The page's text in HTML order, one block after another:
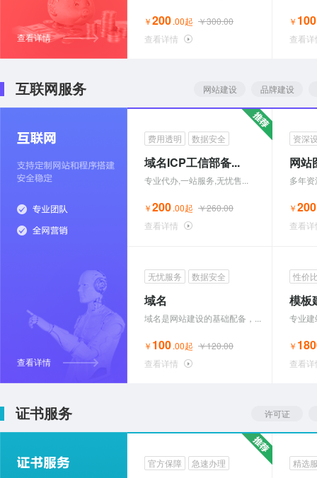
查看详情
￥200.00起 ￥300.00
查看详情
￥ 100
查看详
互联网服务 网站建设 品牌建设
查看详情
费用透明 数据安全
域名ICP工信部备...
专业代办,一站服务,无忧售...
￥200.00起 ￥260.00
查看详情
资深
网站
多年
￥200
查看详
无忧服务 数据安全
域名
域名是网站建设的基础配备，...
￥ 100.00起 ￥120.00
查看详情
性价
模板
专业建
￥
查看详
证书服务 许可证
官方保障 急速办理 精选